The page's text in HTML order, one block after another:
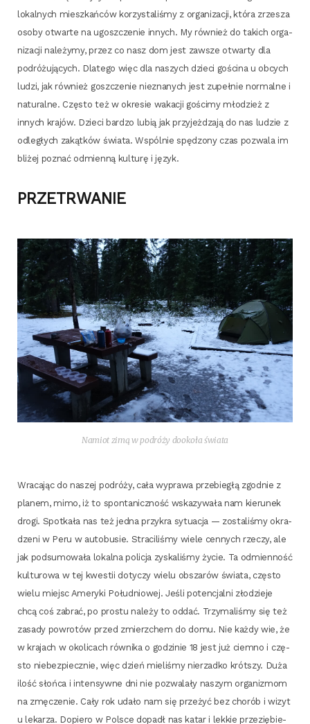
lokal­nych miesz­kań­ców korzy­sta­li­śmy z orga­ni­za­cji, któ­ra zrze­sza
oso­by otwar­te na ugosz­cze­nie innych. My rów­nież do takich orga­
ni­za­cji nale­ży­my, przez co nasz dom jest zawsze otwar­ty dla
podró­żu­ją­cych. Dla­te­go więc dla naszych dzie­ci gości­na u obcych
ludzi, jak rów­nież gosz­cze­nie nie­zna­nych jest zupeł­nie nor­mal­ne i
natu­ral­ne. Czę­sto też w okre­sie waka­cji gości­my mło­dzież z
innych kra­jów. Dzie­ci bar­dzo lubią jak przy­jeż­dza­ją do nas ludzie z
odle­głych zakąt­ków świa­ta. Wspól­nie spę­dzo­ny czas pozwa­la im
bli­żej poznać odmien­ną kul­tu­rę i język.
PRZETRWANIE
Namiot zimą w podró­ży dooko­ła świata
Wra­ca­jąc do naszej podró­ży, cała wypra­wa prze­bie­głą zgod­nie z
pla­nem, mimo, iż to spon­ta­nicz­ność wska­zy­wa­ła nam kie­ru­nek
dro­gi. Spo­tka­ła nas też jed­na przy­kra sytu­acja — zosta­li­śmy okra­
dze­ni w Peru w auto­bu­sie. Stra­ci­li­śmy wie­le cen­nych rze­czy, ale
jak pod­su­mo­wa­ła lokal­na poli­cja zyska­li­śmy życie. Ta odmien­ność
kul­tu­ro­wa w tej kwe­stii doty­czy wie­lu obsza­rów świa­ta, czę­sto
wie­lu miejsc Ame­ry­ki Połu­dnio­wej. Jeśli poten­cjal­ni zło­dzie­je
chcą coś zabrać, po pro­stu nale­ży to oddać. Trzy­ma­li­śmy się też
zasa­dy powro­tów przed zmierz­chem do domu. Nie każ­dy wie, że
w kra­jach w oko­li­cach rów­ni­ka o godzi­nie 18 jest już ciem­no i czę­
sto nie­bez­piecz­nie, więc dzień mie­li­śmy nie­rzad­ko krót­szy. Duża
ilość słoń­ca i inten­syw­ne dni nie pozwa­la­ły naszym orga­ni­zmom
na zmę­cze­nie. Cały rok uda­ło nam się prze­żyć bez cho­rób i wizyt
u leka­rza. Dopie­ro w Pol­sce dopadł nas katar i lek­kie prze­zię­bie­